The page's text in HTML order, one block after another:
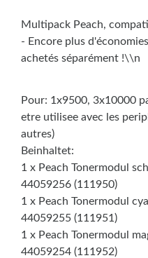
Multipack Peach,
- Encore plus
achetés séparément !\\n
Pour: 1x9500, 3x10000
etre utilisee avec les
autres)
Beinhaltet:
1 x Peach Tonermodul
44059256 (111950)
1 x Peach Tonermodul
44059255 (111951)
1 x Peach Tonermodul
44059254 (111952)